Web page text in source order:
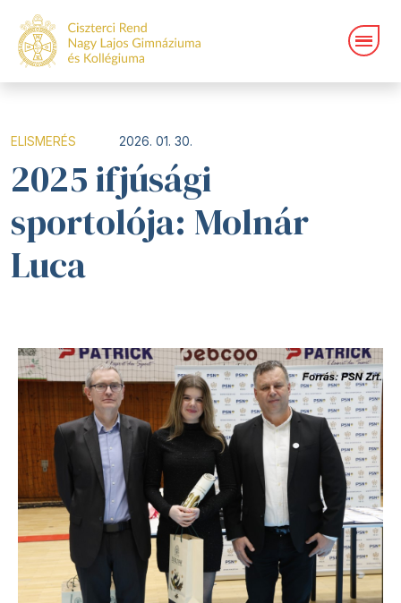
ELISMERÉS 2026. 01. 30.
2025 ifjúsági
sportolója: Molnár
Luca